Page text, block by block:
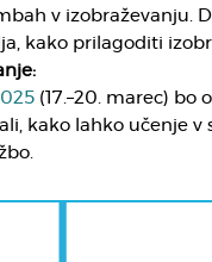
v izobraževanju.
kako prilagoditi
(17.–20. marec) bo
kako lahko učenje